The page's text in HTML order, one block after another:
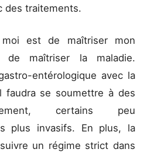
des traitements.
est de maîtriser mon
de maîtriser la maladie.
entérologique avec la
faudra se soumettre à des
certains peu
plus invasifs. En plus, la
un régime strict dans